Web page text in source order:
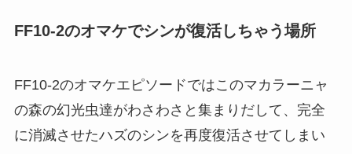
FF10-2のオマケでシンが復活しちゃう場所
FF10-2のオマケエピソードではこのマカラーニャ
の森の幻光虫達がわさわさと集まりだして、完全
に消滅させたハズのシンを再度復活させてしまい